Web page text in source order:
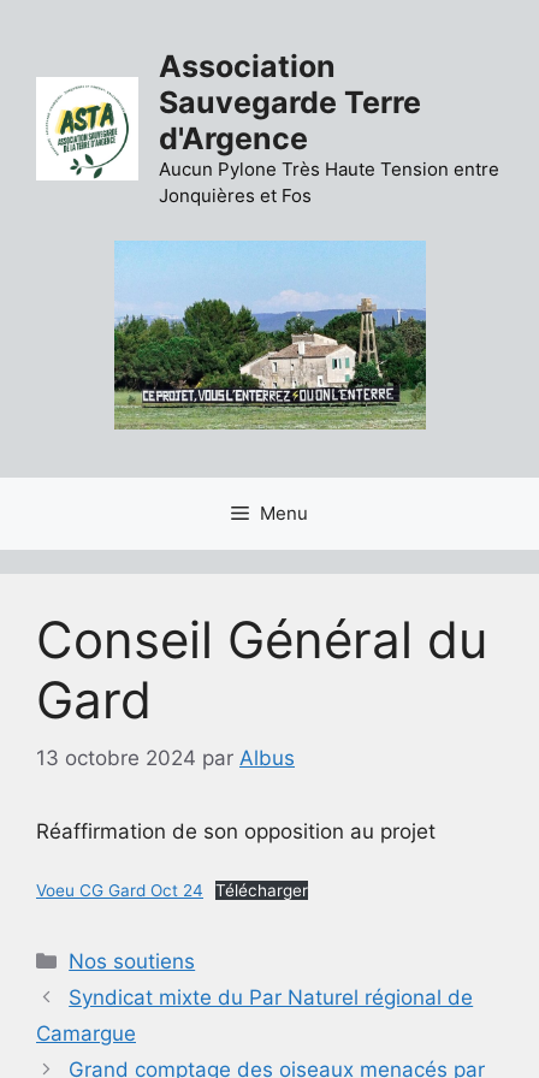
contenu
Association
Sauvegarde Terre
d'Argence
Aucun Pylone Très Haute Tension entre
Jonquières et Fos
Menu
Conseil Général du
Gard
13 octobre 2024 par Albus
Réaffirmation de son opposition au projet
Voeu CG Gard Oct 24 Télécharger
Catégories
Nos soutiens
Syndicat mixte du Par Naturel régional de
Camargue
Grand comptage des oiseaux menacés par